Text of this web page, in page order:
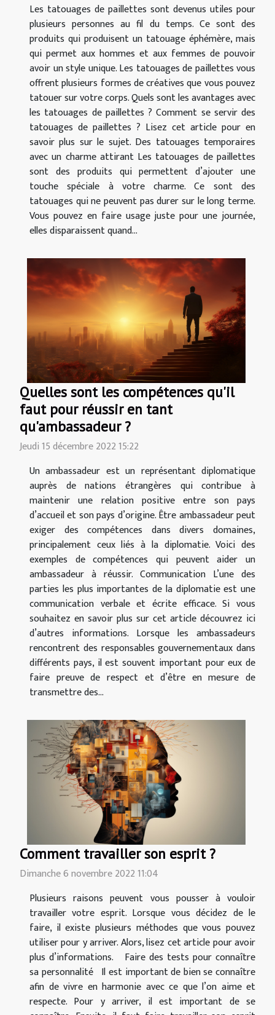
Les tatouages de paillettes sont devenus utiles pour
plusieurs personnes au fil du temps. Ce sont des
produits qui produisent un tatouage éphémère, mais
qui permet aux hommes et aux femmes de pouvoir
avoir un style unique. Les tatouages de paillettes vous
offrent plusieurs formes de créatives que vous pouvez
tatouer sur votre corps. Quels sont les avantages avec
les tatouages de paillettes ? Comment se servir des
tatouages de paillettes ? Lisez cet article pour en
savoir plus sur le sujet. Des tatouages temporaires
avec un charme attirant Les tatouages de paillettes
sont des produits qui permettent d’ajouter une
touche spéciale à votre charme. Ce sont des
tatouages qui ne peuvent pas durer sur le long terme.
Vous pouvez en faire usage juste pour une journée,
elles disparaissent quand...
Quelles sont les compétences qu'il
faut pour réussir en tant
qu'ambassadeur ?
Jeudi 15 décembre 2022 15:22
Un ambassadeur est un représentant diplomatique
auprès de nations étrangères qui contribue à
maintenir une relation positive entre son pays
d’accueil et son pays d’origine. Être ambassadeur peut
exiger des compétences dans divers domaines,
principalement ceux liés à la diplomatie. Voici des
exemples de compétences qui peuvent aider un
ambassadeur à réussir. Communication L’une des
parties les plus importantes de la diplomatie est une
communication verbale et écrite efficace. Si vous
souhaitez en savoir plus sur cet article découvrez ici
d’autres informations. Lorsque les ambassadeurs
rencontrent des responsables gouvernementaux dans
différents pays, il est souvent important pour eux de
faire preuve de respect et d’être en mesure de
transmettre des...
Comment travailler son esprit ?
Dimanche 6 novembre 2022 11:04
Plusieurs raisons peuvent vous pousser à vouloir
travailler votre esprit. Lorsque vous décidez de le
faire, il existe plusieurs méthodes que vous pouvez
utiliser pour y arriver. Alors, lisez cet article pour avoir
plus d’informations. Faire des tests pour connaître
sa personnalité Il est important de bien se connaître
afin de vivre en harmonie avec ce que l’on aime et
respecte. Pour y arriver, il est important de se